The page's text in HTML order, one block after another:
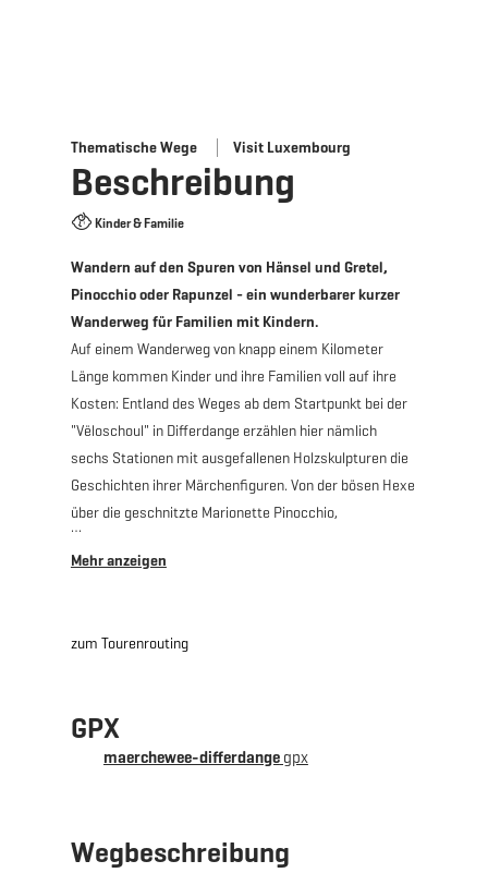
Thematische Wege Visit Luxembourg
Beschreibung
Kinder & Familie
Wandern auf den Spuren von Hänsel und Gretel,
Pinocchio oder Rapunzel - ein wunderbarer kurzer
Wanderweg für Familien mit Kindern.
Auf einem Wanderweg von knapp einem Kilometer
Länge kommen Kinder und ihre Familien voll auf ihre
Kosten: Entland des Weges ab dem Startpunkt bei der
"Vëloschoul" in Differdange erzählen hier nämlich
sechs Stationen mit ausgefallenen Holzskulpturen die
Geschichten ihrer Märchenfiguren. Von der bösen Hexe
über die geschnitzte Marionette Pinocchio,
Märchenfiguren haben ihre eigene Skulptur bekommen.
beinhalten Herausforderungen für die Kleinen, wie
beispielsweise das Erklimmen einer Mauer mithilfe des
können. Trotzdem gilt besser: Fernglas nicht
zum Tourenrouting
GPX
maerchewee-differdangegpx
Wegbeschreibung